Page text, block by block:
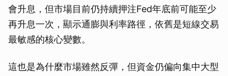
會升息，但市場目前仍持續押注Fed年底前可能至少
再升息一次，顯示通膨與利率路徑，依舊是短線交易
最敏感的核心變數。
這也是為什麼市場雖然反彈，但資金仍偏向集中大型